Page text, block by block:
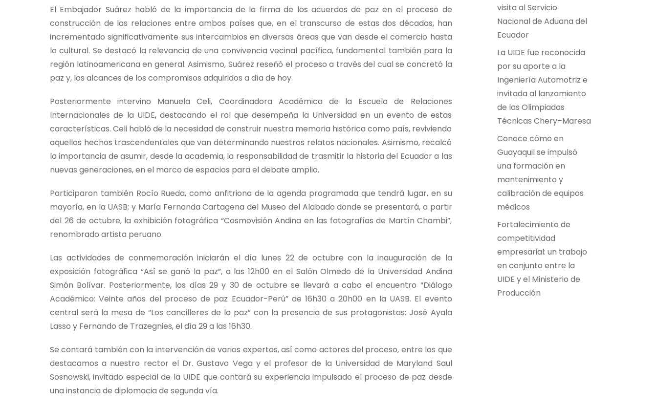
El Embajador Suárez habló de la importancia de la firma de los acuerdos de paz en el proceso de
construcción de las relaciones entre ambos países que, en el transcurso de estas dos décadas, han
incrementado significativamente sus intercambios en diversas áreas que van desde el comercio hasta
lo cultural. Se destacó la relevancia de una convivencia vecinal pacífica, fundamental también para la
región latinoamericana en general. Asimismo, Suárez reseñó el proceso a través del cual se concretó la
paz y, los alcances de los compromisos adquiridos a día de hoy.
Posteriormente intervino Manuela Celi, Coordinadora Académica de la Escuela de Relaciones
Internacionales de la UIDE, destacando el rol que desempeña la Universidad en un evento de estas
características. Celi habló de la necesidad de construir nuestra memoria histórica como país, reviviendo
aquellos hechos trascendentales que van determinando nuestros relatos nacionales. Asimismo, recalcó
la importancia de asumir, desde la academia, la responsabilidad de trasmitir la historia del Ecuador a las
nuevas generaciones, en el marco de espacios para el debate amplio.
Participaron también Rocío Rueda, como anfitriona de la agenda programada que tendrá lugar, en su
mayoría, en la UASB; y María Fernanda Cartagena del Museo del Alabado donde se presentará, a partir
del 26 de octubre, la exhibición fotográfica “Cosmovisión Andina en las fotografías de Martín Chambi”,
renombrado artista peruano.
Las actividades de conmemoración iniciarán el día lunes 22 de octubre con la inauguración de la
exposición fotográfica “Así se ganó la paz”, a las 12h00 en el Salón Olmedo de la Universidad Andina
Simón Bolívar. Posteriormente, los días 29 y 30 de octubre se llevará a cabo el encuentro “Diálogo
Académico: Veinte años del proceso de paz Ecuador-Perú” de 16h30 a 20h00 en la UASB. El evento
central será la mesa de “Los cancilleres de la paz” con la presencia de sus protagonistas: José Ayala
Lasso y Fernando de Trazegnies, el día 29 a las 16h30.
Se contará también con la intervención de varios expertos, así como actores del proceso, entre los que
destacamos a nuestro rector el Dr. Gustavo Vega y el profesor de la Universidad de Maryland Saul
Sosnowski, invitado especial de la UIDE que contará su experiencia impulsado el proceso de paz desde
una instancia de diplomacia de segunda vía.
visita al Servicio
Nacional de Aduana del
Ecuador
La UIDE fue reconocida
por su aporte a la
Ingeniería Automotriz e
invitada al lanzamiento
de las Olimpiadas
Técnicas Chery–Maresa
Conoce cómo en
Guayaquil se impulsó
una formación en
mantenimiento y
calibración de equipos
médicos
Fortalecimiento de
competitividad
empresarial: un trabajo
en conjunto entre la
UIDE y el Ministerio de
Producción